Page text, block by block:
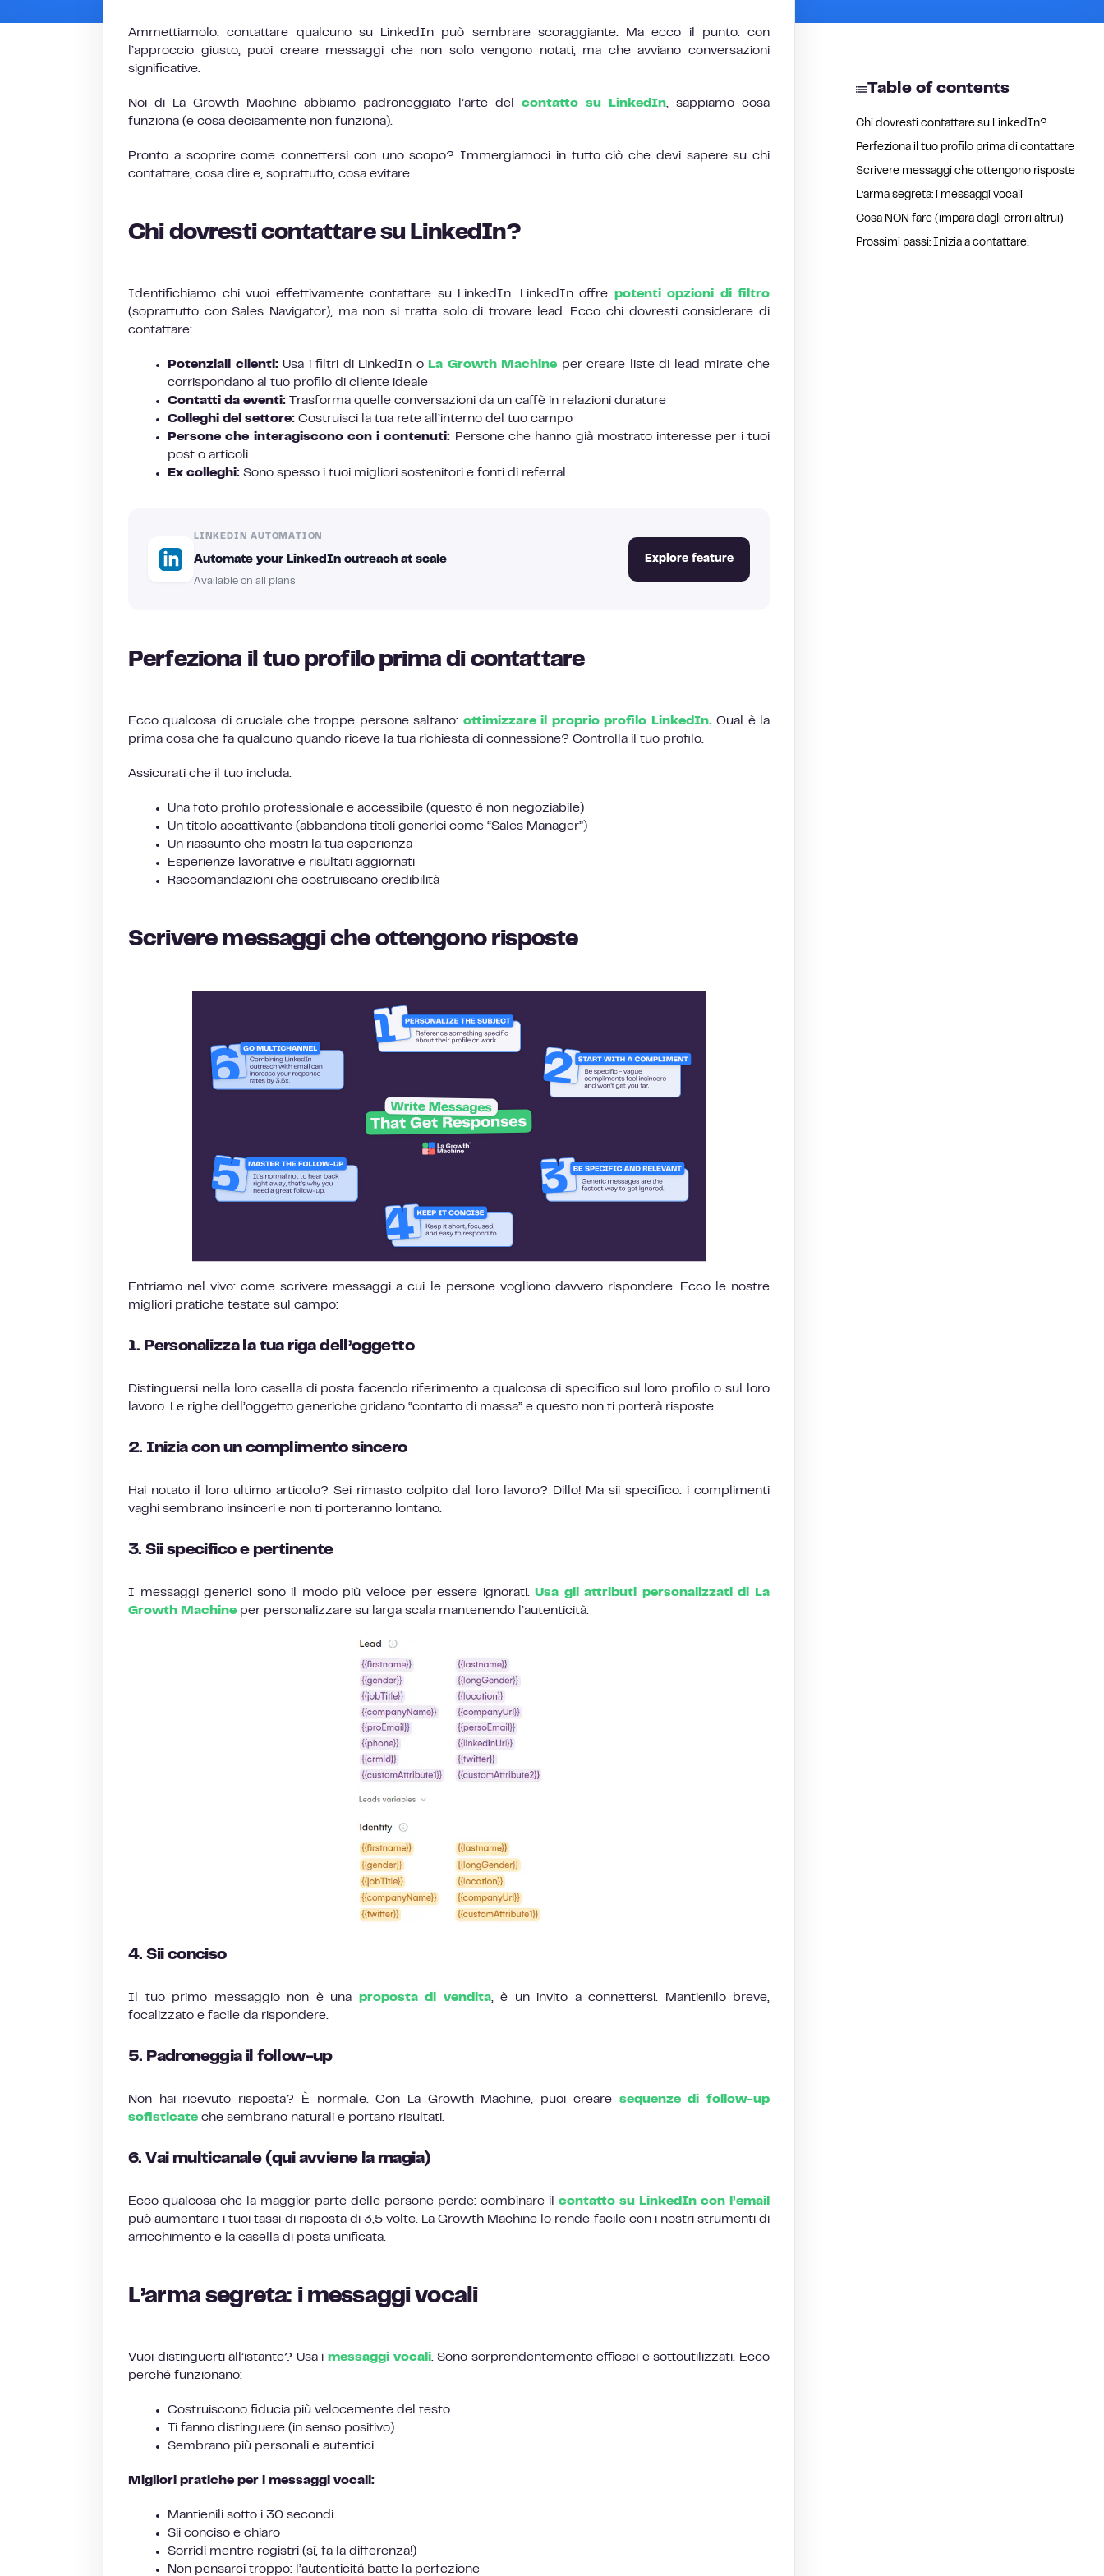
Table of contents
Chi dovresti contattare su LinkedIn?
Perfeziona il tuo profilo prima di contattare
Scrivere messaggi che ottengono risposte
L’arma segreta: i messaggi vocali
Cosa NON fare (impara dagli errori altrui)
Prossimi passi: Inizia a contattare!
Ammettiamolo: contattare qualcuno su LinkedIn può sembrare scoraggiante. Ma ecco il punto: con
l’approccio giusto, puoi creare messaggi che non solo vengono notati, ma che avviano conversazioni
significative.
Noi di La Growth Machine abbiamo padroneggiato l’arte del contatto su LinkedIn, sappiamo cosa
funziona (e cosa decisamente non funziona).
Pronto a scoprire come connettersi con uno scopo? Immergiamoci in tutto ciò che devi sapere su chi
contattare, cosa dire e, soprattutto, cosa evitare.
Chi dovresti contattare su LinkedIn?
Identifichiamo chi vuoi effettivamente contattare su LinkedIn. LinkedIn offre potenti opzioni di filtro
(soprattutto con Sales Navigator), ma non si tratta solo di trovare lead. Ecco chi dovresti considerare di
contattare:
Potenziali clienti:Usa i filtri di LinkedIn o La Growth Machine per creare liste di lead mirate che
corrispondano al tuo profilo di cliente ideale
Contatti da eventi: Trasforma quelle conversazioni da un caffè in relazioni durature
Colleghi del settore: Costruisci la tua rete all’interno del tuo campo
Persone che interagiscono con i contenuti: Persone che hanno già mostrato interesse per i tuoi
post o articoli
Ex colleghi: Sono spesso i tuoi migliori sostenitori e fonti di referral
LINKEDIN AUTOMATION
Automate your LinkedIn outreach at scale
Available on all plans
Explore feature
Perfeziona il tuo profilo prima di contattare
Ecco qualcosa di cruciale che troppe persone saltano: ottimizzare il proprio profilo LinkedIn.Qual è la
prima cosa che fa qualcuno quando riceve la tua richiesta di connessione? Controlla il tuo profilo.
Assicurati che il tuo includa:
Una foto profilo professionale e accessibile (questo è non negoziabile)
Un titolo accattivante (abbandona titoli generici come “Sales Manager”)
Un riassunto che mostri la tua esperienza
Esperienze lavorative e risultati aggiornati
Raccomandazioni che costruiscano credibilità
Scrivere messaggi che ottengono risposte
Entriamo nel vivo: come scrivere messaggi a cui le persone vogliono davvero rispondere. Ecco le nostre
migliori pratiche testate sul campo:
1. Personalizza la tua riga dell’oggetto
Distinguersi nella loro casella di posta facendo riferimento a qualcosa di specifico sul loro profilo o sul loro
lavoro. Le righe dell’oggetto generiche gridano “contatto di massa” e questo non ti porterà risposte.
2. Inizia con un complimento sincero
Hai notato il loro ultimo articolo? Sei rimasto colpito dal loro lavoro? Dillo! Ma sii specifico: i complimenti
vaghi sembrano insinceri e non ti porteranno lontano.
3. Sii specifico e pertinente
I messaggi generici sono il modo più veloce per essere ignorati.Usa gli attributi personalizzati di La
Growth Machine per personalizzare su larga scala mantenendo l’autenticità.
4. Sii conciso
Il tuo primo messaggio non è una proposta di vendita, è un invito a connettersi. Mantienilo breve,
focalizzato e facile da rispondere.
5. Padroneggia il follow-up
Non hai ricevuto risposta? È normale. Con La Growth Machine, puoi creare sequenze di follow-up
sofisticate che sembrano naturali e portano risultati.
6. Vai multicanale (qui avviene la magia)
Ecco qualcosa che la maggior parte delle persone perde: combinare il contatto su LinkedIn con l’email
può aumentare i tuoi tassi di risposta di 3,5 volte. La Growth Machine lo rende facile con i nostri strumenti di
arricchimento e la casella di posta unificata.
L’arma segreta: i messaggi vocali
Vuoi distinguerti all’istante? Usa i messaggi vocali. Sono sorprendentemente efficaci e sottoutilizzati. Ecco
perché funzionano:
Costruiscono fiducia più velocemente del testo
Ti fanno distinguere (in senso positivo)
Sembrano più personali e autentici
Migliori pratiche per i messaggi vocali:
Mantienili sotto i 30 secondi
Sii conciso e chiaro
Sorridi mentre registri (sì, fa la differenza!)
Non pensarci troppo: l’autenticità batte la perfezione